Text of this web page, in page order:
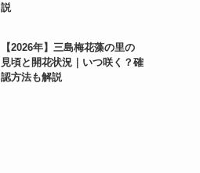
説
【2026年】三島梅花藻の里の
見頃と開花状況｜いつ咲く？確
認方法も解説